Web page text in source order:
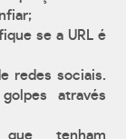
se a URL é
redes sociais.
através
que tenham